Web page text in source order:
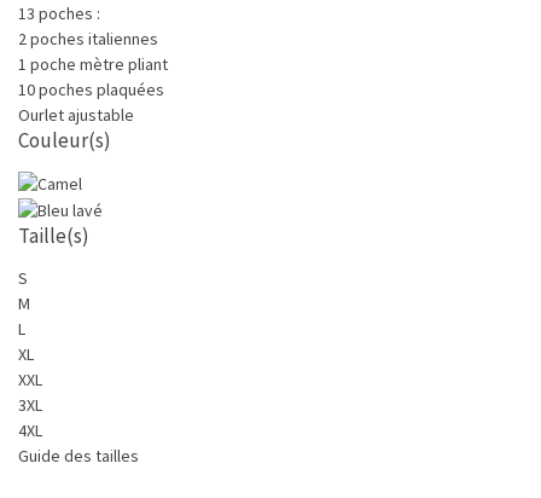
13 poches :
2 poches italiennes
1 poche mètre pliant
10 poches plaquées
Ourlet ajustable
Couleur(s)
Taille(s)
S
M
L
XL
XXL
3XL
4XL
Guide des tailles